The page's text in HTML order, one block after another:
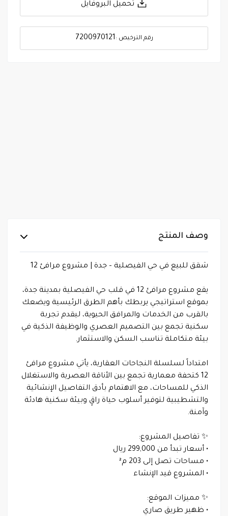
تحميل البروفايل
رقم الترخيص : 7200970121
وصف المنتج
شقق للبيع في حي الفيصلية – جدة | مشروع مرافئ 12
يقع مشروع مرافئ 12 في قلب حي الفيصلية بمدينة جدة،
بموقع استراتيجي يربطك بأهم الطرق الرئيسية ويضعك
بالقرب من الخدمات والمرافق الحيوية، ليقدم تجربة
سكنية تجمع بين التصميم العصري والوظيفة الذكية في
بيئة متكاملة تناسب السكن والاستثمار.
امتداداً لسلسلة النجاحات العقارية، يأتي مشروع مرافئ
12 كتحفة معمارية تجمع بين الأناقة العصرية والاستغلال
الذكي للمساحات، مع الاهتمام بأدق التفاصيل الإنشائية
والتشطيبية لتوفير أسلوب حياة راقٍ وبيئة سكنية هادئة
وآمنة.
✨ تفاصيل المشروع:
• أسعار تبدأ من 299,000 ريال
• مساحات تصل إلى 203 م²
• المشروع قيد الإنشاء
✨ مميزات الموقع:
• ظهير طريق صاري